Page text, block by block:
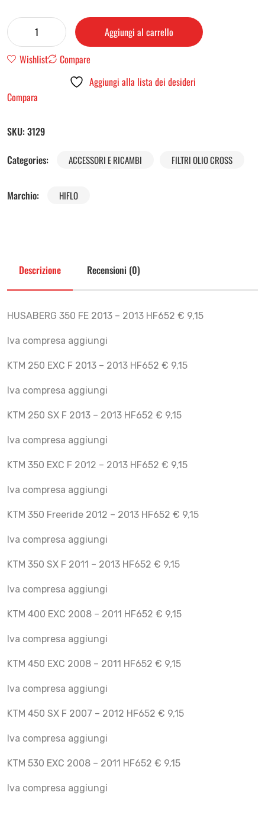
Aggiungi al carrello
Wishlist
Compare
Aggiungi alla lista dei desideri
Compara
SKU: 3129
Categories:
ACCESSORI E RICAMBI FILTRI OLIO CROSS
Marchio: HIFLO
Descrizione Recensioni (0)
HUSABERG 350 FE 2013 – 2013 HF652 € 9,15
Iva compresa aggiungi
KTM 250 EXC F 2013 – 2013 HF652 € 9,15
Iva compresa aggiungi
KTM 250 SX F 2013 – 2013 HF652 € 9,15
Iva compresa aggiungi
KTM 350 EXC F 2012 – 2013 HF652 € 9,15
Iva compresa aggiungi
KTM 350 Freeride 2012 – 2013 HF652 € 9,15
Iva compresa aggiungi
KTM 350 SX F 2011 – 2013 HF652 € 9,15
Iva compresa aggiungi
KTM 400 EXC 2008 – 2011 HF652 € 9,15
Iva compresa aggiungi
KTM 450 EXC 2008 – 2011 HF652 € 9,15
Iva compresa aggiungi
KTM 450 SX F 2007 – 2012 HF652 € 9,15
Iva compresa aggiungi
KTM 530 EXC 2008 – 2011 HF652 € 9,15
Iva compresa aggiungi